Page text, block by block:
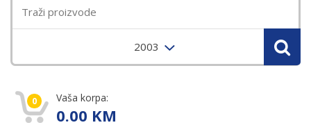
2003
0 Vaša korpa:
0.00 KM